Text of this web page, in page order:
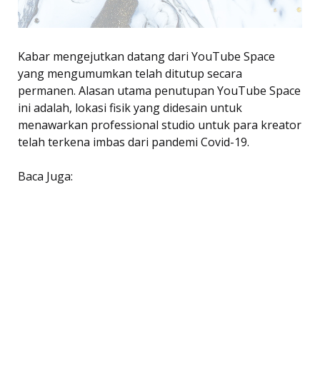
Kabar mengejutkan datang dari YouTube Space
yang mengumumkan telah ditutup secara
permanen. Alasan utama penutupan YouTube Space
ini adalah, lokasi fisik yang didesain untuk
menawarkan professional studio untuk para kreator
telah terkena imbas dari pandemi Covid-19.
Baca Juga: